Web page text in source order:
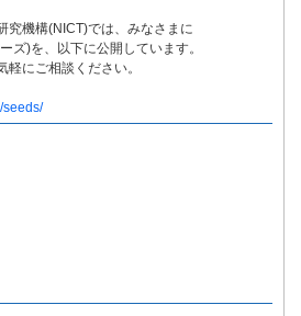
究機構(NICT)では、みなさまに
ズ)を、以下に公開しています。
にご相談ください。
seeds/